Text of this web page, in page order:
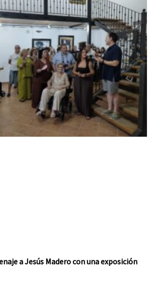
a Jesús Madero con una exposición